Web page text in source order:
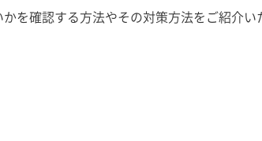
を確認する方法やその対策方法をご紹介